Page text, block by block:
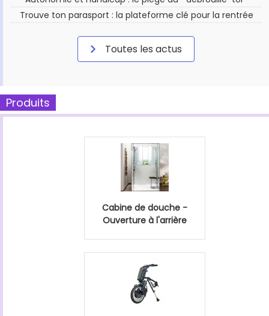
Trouve ton parasport : la plateforme clé pour la rentrée
Toutes les actus
Produits
Cabine de douche -
Ouverture à l'arrière